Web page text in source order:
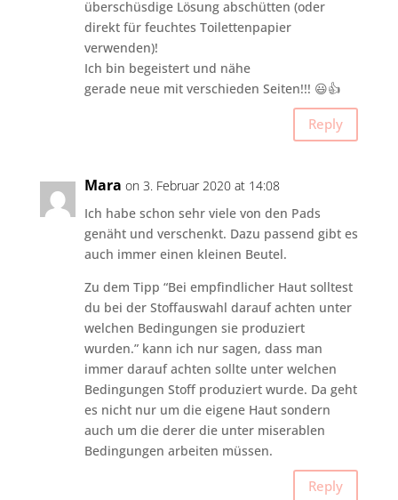
überschüsdige Lösung abschütten (oder
direkt für feuchtes Toilettenpapier
verwenden)!
Ich bin begeistert und nähe
gerade neue mit verschieden Seiten!!! 😃👍
Reply
Mara on 3. Februar 2020 at 14:08
Ich habe schon sehr viele von den Pads
genäht und verschenkt. Dazu passend gibt es
auch immer einen kleinen Beutel.
Zu dem Tipp “Bei empfindlicher Haut solltest
du bei der Stoffauswahl darauf achten unter
welchen Bedingungen sie produziert
wurden.” kann ich nur sagen, dass man
immer darauf achten sollte unter welchen
Bedingungen Stoff produziert wurde. Da geht
es nicht nur um die eigene Haut sondern
auch um die derer die unter miserablen
Bedingungen arbeiten müssen.
Reply